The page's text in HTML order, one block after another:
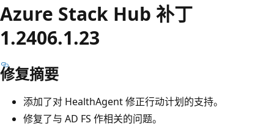
Azure Stack Hub 补丁
1.2406.1.23
修复摘要
添加了对 HealthAgent 修正行动计划的支持。
修复了与 AD FS 作相关的问题。